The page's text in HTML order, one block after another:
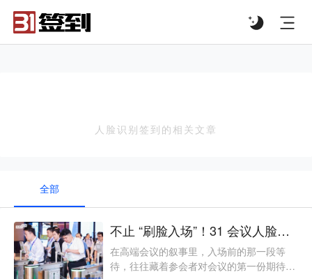
人脸识别签到的相关文章
全部
不止 “刷脸入场”！31 会议人脸识别签到，解锁高端会议的数字化新体验
在高端会议的叙事里，入场前的那一段等
待，往往藏着参会者对会议的第一份期待。